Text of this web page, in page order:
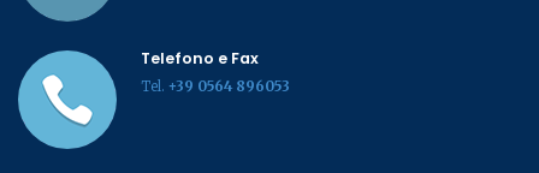
Telefono e Fax
Tel. +39 0564 896053